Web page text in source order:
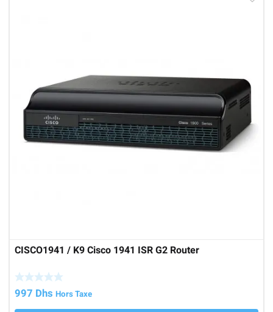
CISCO1941 / K9 Cisco 1941 ISR G2 Router
997 Dhs Hors Taxe